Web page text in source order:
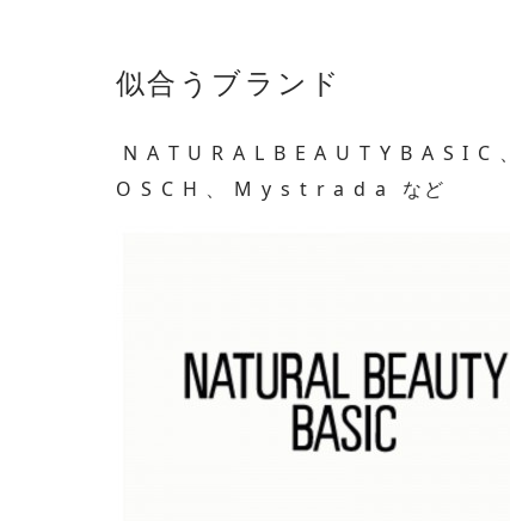
似合うブランド
N A T U R A L B E A U T Y B A S I C
O S C H 、 M y s t r a d a など